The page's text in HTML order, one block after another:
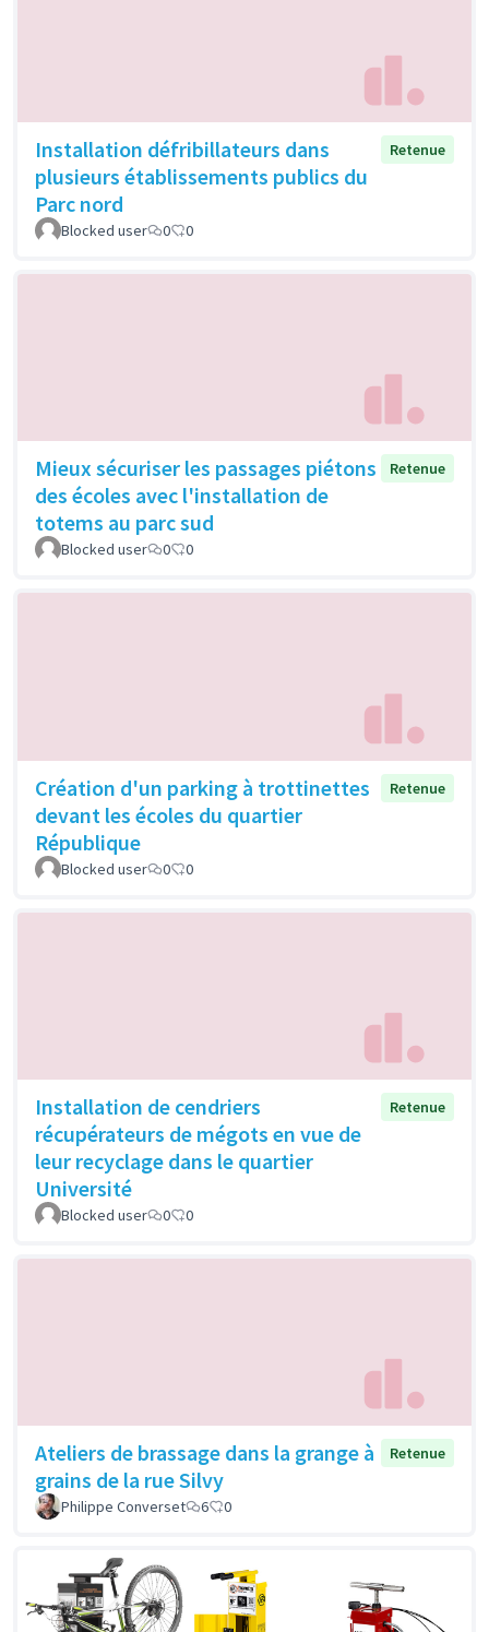
Installation défribillateurs dans
plusieurs établissements publics du
Parc nord
Retenue
Blocked user 0 0
Mieux sécuriser les passages piétons
des écoles avec l'installation de
totems au parc sud
Retenue
Blocked user 0 0
Création d'un parking à trottinettes
devant les écoles du quartier
République
Retenue
Blocked user 0 0
Installation de cendriers
récupérateurs de mégots en vue de
leur recyclage dans le quartier
Université
Retenue
Blocked user 0 0
Ateliers de brassage dans la grange à
grains de la rue Silvy
Retenue
Philippe Converset 6 0